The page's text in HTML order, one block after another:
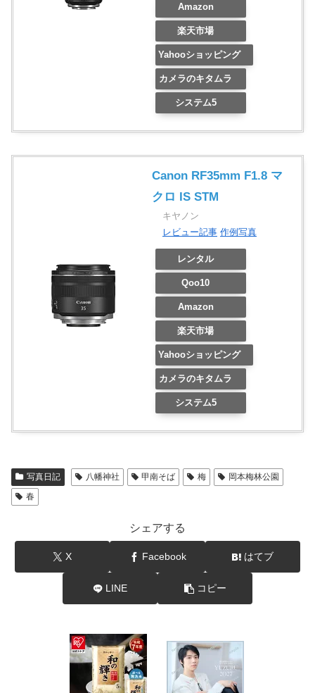
Amazon
楽天市場
Yahooショッピング
カメラのキタムラ
システム5
Canon RF35mm F1.8 マ
クロ IS STM
キヤノン
レビュー記事 作例写真
レンタル
Qoo10
Amazon
楽天市場
Yahooショッピング
カメラのキタムラ
システム5
写真日記 八幡神社 甲南そば 梅
岡本梅林公園
春
シェアする
X Facebook はてブ
LINE コピー